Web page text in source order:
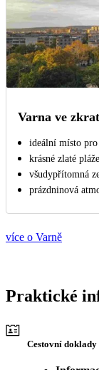
Varna ve
ideální místo
krásné zlaté pláže
všudypřítomná
prázdninová
více o Varně
Praktické
Cestovní